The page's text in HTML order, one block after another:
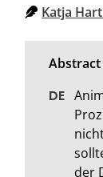
Katja
der